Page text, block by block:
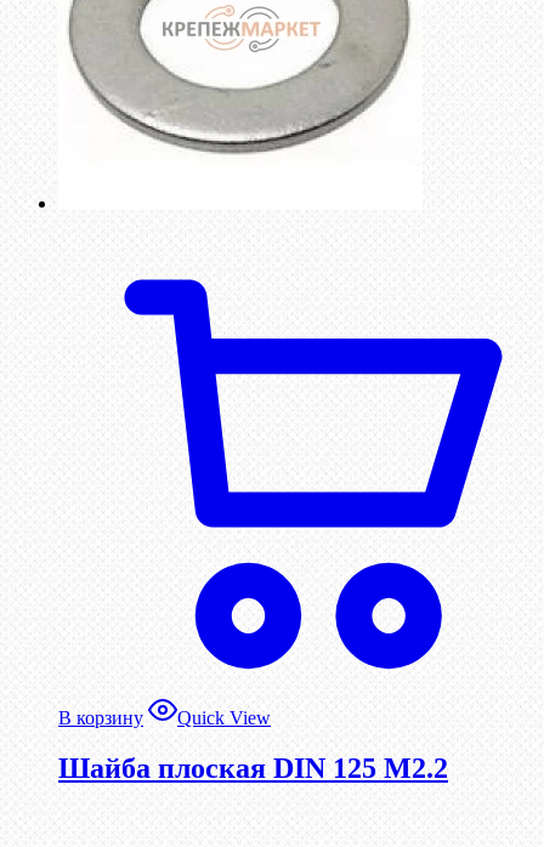
В корзину Quick View
Шайба плоская DIN 125 М2.2